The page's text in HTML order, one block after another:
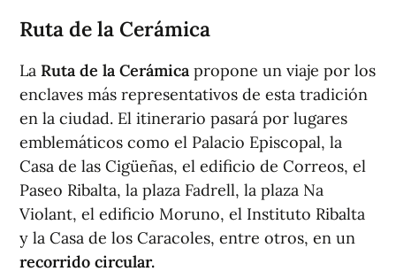
Ruta de la Cerámica
La Ruta de la Cerámica propone un viaje por los
enclaves más representativos de esta tradición
en la ciudad. El itinerario pasará por lugares
emblemáticos como el Palacio Episcopal, la
Casa de las Cigüeñas, el edificio de Correos, el
Paseo Ribalta, la plaza Fadrell, la plaza Na
Violant, el edificio Moruno, el Instituto Ribalta
y la Casa de los Caracoles, entre otros, en un
recorrido circular.